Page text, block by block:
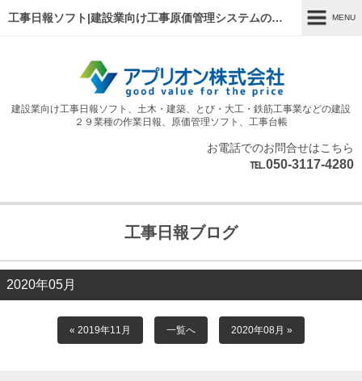
工事日報ソフト|建設業向け工事原価管理システムのアプリオン|土木・建築作業日報|工事台帳
建設業向け工事日報ソフト、土木・建築、とび・大工・鉄筋工事業などの建設
２９業種の作業日報、原価管理ソフト、工事台帳
お電話でのお問合せはこちら
℡.050-3117-4280
MENU
会社案内
工事日報ブログ
2020年05月
« 2019年11月 一覧へ 2020年08月 »